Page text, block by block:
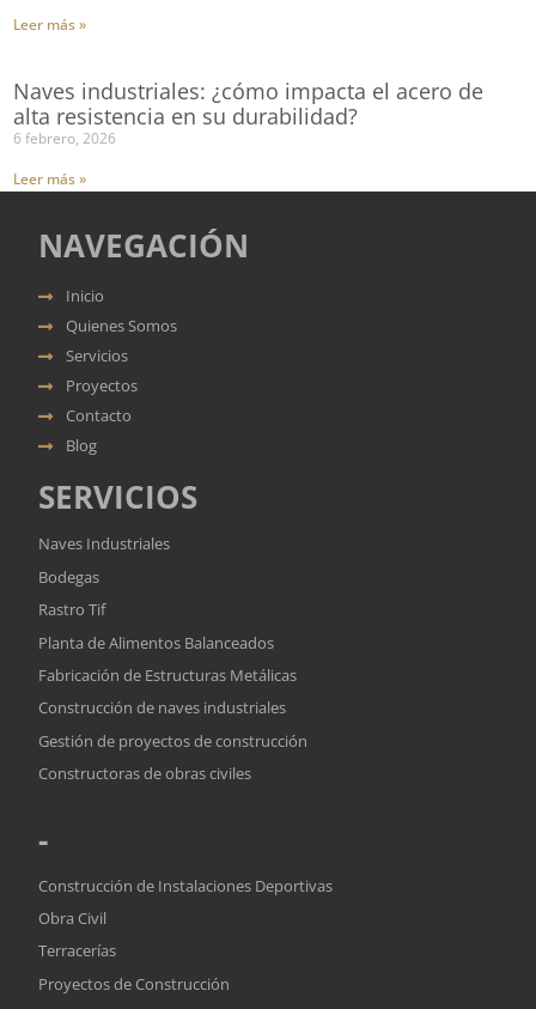
Leer más »
Naves industriales: ¿cómo impacta el acero de
alta resistencia en su durabilidad?
6 febrero, 2026
Leer más »
NAVEGACIÓN
Inicio
Quienes Somos
Servicios
Proyectos
Contacto
Blog
SERVICIOS
Naves Industriales
Bodegas
Rastro Tif
Planta de Alimentos Balanceados
Fabricación de Estructuras Metálicas
Construcción de naves industriales
Gestión de proyectos de construcción
Constructoras de obras civiles
-
Construcción de Instalaciones Deportivas
Obra Civil
Terracerías
Proyectos de Construcción